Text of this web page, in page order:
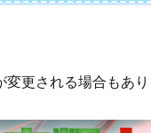
更される場合もあ